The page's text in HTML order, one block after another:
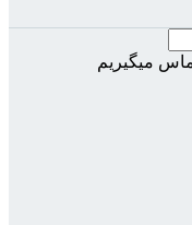
میگیریم